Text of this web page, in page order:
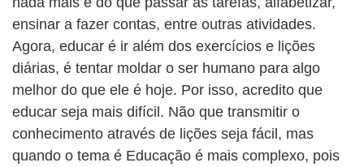
ensinar a fazer contas, entre outras atividades.
Agora, educar é ir além dos exercícios e lições
diárias, é tentar moldar o ser humano para algo
melhor do que ele é hoje. Por isso, acredito que
educar seja mais difícil. Não que transmitir o
conhecimento através de lições seja fácil, mas
quando o tema é Educação é mais complexo, pois